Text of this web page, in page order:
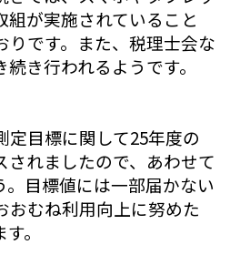
組が実施されていること
りです。また、税理士会な
き行われるようです。
目標に関して25年度の
されましたので、あわせて
目標値には一部届かない
おむね利用向上に努めた
。